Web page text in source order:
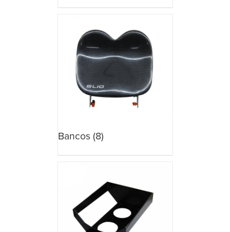
Bancos (8)